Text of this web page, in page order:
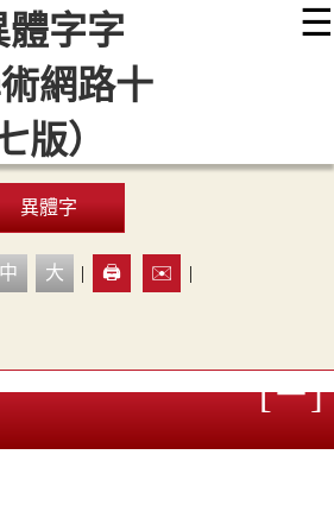
☰
題 編輯說明
顯示模式
異體字
中 大 | 🖨️ ✉️ |